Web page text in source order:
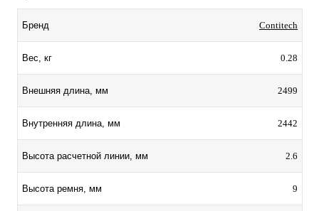
Бренд Contitech
Вес, кг 0.28
Внешняя длина, мм 2499
Внутренняя длина, мм 2442
Высота расчетной линии, мм 2.6
Высота ремня, мм 9